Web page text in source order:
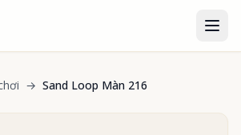
→ Sand Loop Màn 216